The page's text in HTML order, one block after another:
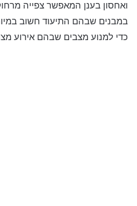
ואחסון בענן המאפשר צפייה
במבנים שבהם התיעוד חשוב
כדי למנוע מצבים שבהם אירוע